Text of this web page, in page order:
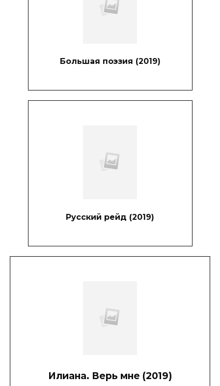
Большая поэзия (2019)
Русский рейд (2019)
Илиана. Верь мне (2019)